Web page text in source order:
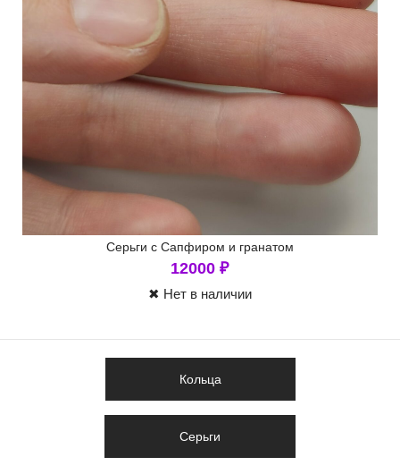
Серьги с Сапфиром и гранатом
12000 ₽
✖ Нет в наличии
Кольца
Серьги